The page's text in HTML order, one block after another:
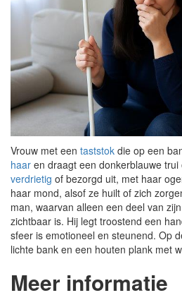
Vrouw met een taststok die op een
haar en draagt een donkerblauwe
verdrietig of bezorgd uit, met haar
haar mond, alsof ze huilt of zich
man, waarvan alleen een deel van zijn
zichtbaar is. Hij legt troostend een
sfeer is emotioneel en steunend. Op
lichte bank en een houten plank met
Meer informatie